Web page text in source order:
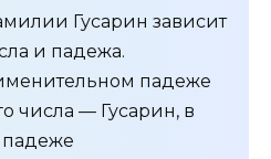
Гусарин зависит
и падежа.
падеже
числа — Гусарин, в